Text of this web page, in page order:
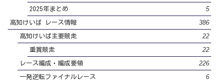
2025年まとめ 5
高知けいば レース情報 386
高知けいば主要競走 22
重賞競走 22
レース編成・編成要領 226
一発逆転ファイナルレース 6